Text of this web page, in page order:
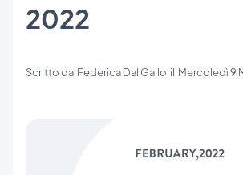
2022
Scritto da Federica Dal Gallo il Mercoledì 9